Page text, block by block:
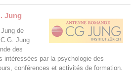
Jung
de
Jung
des
intéressées par la psychologie des
conférences et activités de formation.